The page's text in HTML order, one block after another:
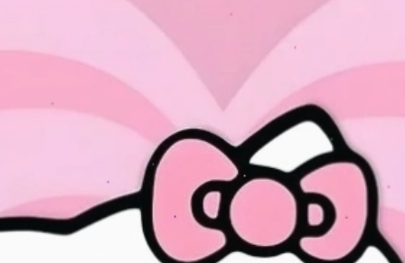
https://issiloo.edu.vn/hello-kitty-meme